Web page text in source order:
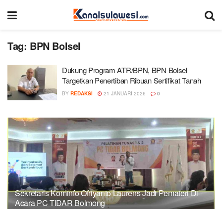
Tag: BPN Bolsel
Dukung Program ATR/BPN, BPN Bolsel
Targetkan Penertiban Ribuan Sertifikat Tanah
BY REDAKSI 21 JANUARI 2026 0
Sekretaris Kominfo Ofriyanto Laurens Jadi Pemateri Di
Acara PC TIDAR Bolmong